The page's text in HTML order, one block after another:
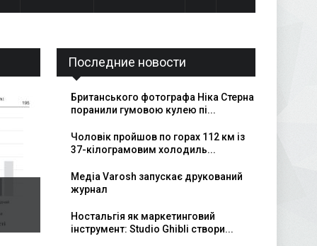
Последние новости
Британського фотографа Ніка Стерна
поранили гумовою кулею пі...
Чоловік пройшов по горах 112 км із
37-кілограмовим холодиль...
Медіа Varosh запускає друкований
журнал
Ностальгія як маркетинговий
інструмент: Studio Ghibli створи...